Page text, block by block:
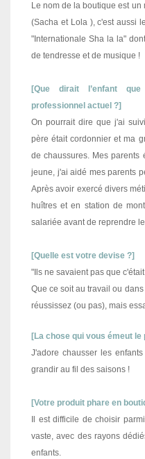
Le nom de la boutique est
(Sacha et Lola ), c'est aussi
"Internationale Sha la la"
de tendresse et de musique !
[Que dirait l’enfant
professionnel actuel ?]
On pourrait dire que j'ai
père était cordonnier et ma
de chaussures. Mes parents
jeune, j'ai aidé mes parents
Après avoir exercé divers
huîtres et en station de
salariée avant de reprendre
[Quelle est votre devise ?]
"Ils ne savaient pas que
Que ce soit au travail ou
réussissez (ou pas), mais
[La chose qui vous émeut le
J'adore chausser les
grandir au fil des saisons !
[Votre produit phare en
Il est difficile de choisir
vaste, avec des rayons
enfants.